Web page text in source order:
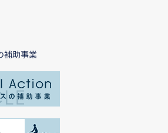
補助事業